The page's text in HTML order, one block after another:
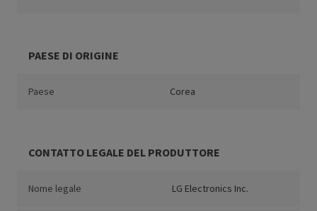
PAESE DI ORIGINE
Paese Corea
CONTATTO LEGALE DEL PRODUTTORE
Nome legale LG Electronics Inc.